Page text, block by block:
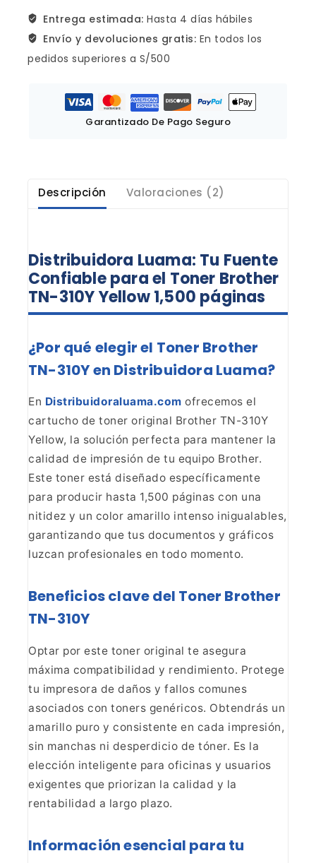
Entrega estimada: Hasta 4 días hábiles
Envío y devoluciones gratis: En todos los
pedidos superiores a S/500
Garantizado De Pago Seguro
Descripción Valoraciones (2)
Distribuidora Luama: Tu Fuente
Confiable para el Toner Brother
TN-310Y Yellow 1,500 páginas
¿Por qué elegir el Toner Brother
TN-310Y en Distribuidora Luama?
En Distribuidoraluama.com ofrecemos el
cartucho de toner original Brother TN-310Y
Yellow, la solución perfecta para mantener la
calidad de impresión de tu equipo Brother.
Este toner está diseñado específicamente
para producir hasta 1,500 páginas con una
nitidez y un color amarillo intenso inigualables,
garantizando que tus documentos y gráficos
luzcan profesionales en todo momento.
Beneficios clave del Toner Brother
TN-310Y
Optar por este toner original te asegura
máxima compatibilidad y rendimiento. Protege
tu impresora de daños y fallos comunes
asociados con toners genéricos. Obtendrás un
amarillo puro y consistente en cada impresión,
sin manchas ni desperdicio de tóner. Es la
elección inteligente para oficinas y usuarios
exigentes que priorizan la calidad y la
rentabilidad a largo plazo.
Información esencial para tu